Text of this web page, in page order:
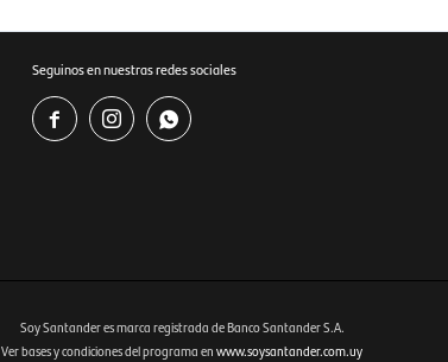
Seguinos en nuestras redes sociales
  
Soy Santander es marca registrada de Banco Santander S.A.
Ver bases y condiciones del programa en www.soysantander.com.uy